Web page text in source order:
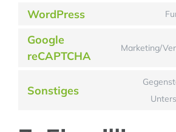
WordPress
Google
reCAPTCHA
Marketing/
Sonstiges